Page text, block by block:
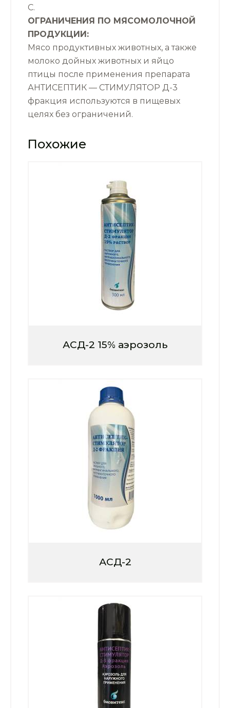
С.
ОГРАНИЧЕНИЯ ПО МЯСОМОЛОЧНОЙ
ПРОДУКЦИИ:
Мясо продуктивных животных, а также
молоко дойных животных и яйцо
птицы после применения препарата
АНТИСЕПТИК — СТИМУЛЯТОР Д-3
фракция используются в пищевых
целях без ограничений.
Похожие
АСД-2 15% аэрозоль
АСД-2